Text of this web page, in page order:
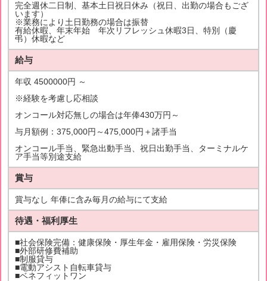
完全週休二日制、基本土日祝日休み（祝日、出勤の場合もござ
います）
※業務により土日勤務の場合は振替
有給休暇、年末年始 年次リフレッシュ休暇3日、特別（慶
弔）休暇など
給与
年収 4500000円 ～
※経験を考慮し応相談
オンコール対応無しの場合は年俸430万円～
与月額例：375,000円～475,000円＋諸手当
オンコール手当、緊急出動手当、祝日出勤手当、ターミナルケ
ア手当等別途支給
賞与
賞与なし 年俸に含み毎月の給与にて支給
待遇・福利厚生
■社会保険完備：健康保険・厚生年金・雇用保険・労災保険
■外部研修費補助
■制服貸与
■電動アシスト自転車貸与
■ベネフィットワン